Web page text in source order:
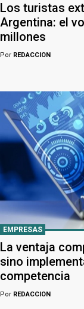
Los turistas
Argentina: el
millones
Por REDACCION
EMPRESAS
La ventaja
sino
competencia
Por REDACCION